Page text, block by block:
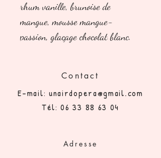
rhum vanille, brunoise de
mangue, mousse mangue-
passion, glaçage chocolat blanc.
Contact
E-mail: unairdopera@gmail.com
Tél:06 33 88 63 04
Adresse